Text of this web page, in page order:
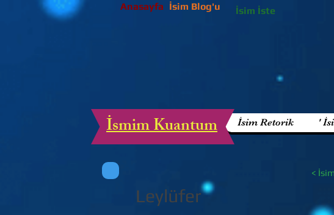
Anasayfa İsim Blog'u İsim İste
İsim Retorik '
İsmim Kuantum
<
Leylüfer